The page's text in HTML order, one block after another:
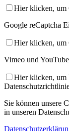
Hier klicken, um
Google reCaptcha
Hier klicken, um
Vimeo und
Hier klicken, um
Sie können unsere
in unseren